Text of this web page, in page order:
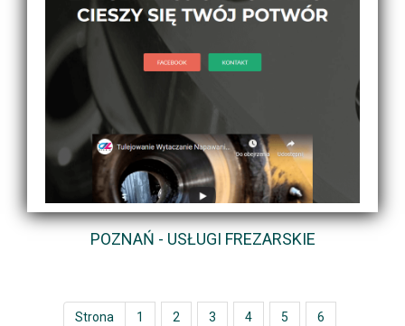
POZNAŃ - USŁUGI FREZARSKIE
Strona 1 2 3 4 5 6